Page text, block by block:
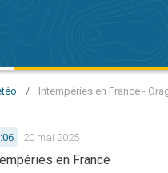
/ Intempéries en France -
20 mai 2025
en France